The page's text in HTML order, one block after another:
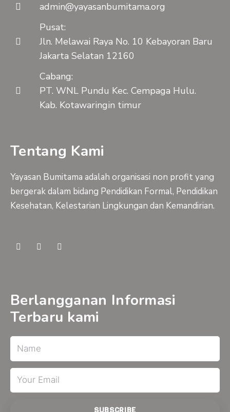
admin@yayasanbumitama.org
Pusat:
Jln. Melawai Raya No. 10 Kebayoran Baru
Jakarta Selatan 12160
Cabang:
PT. WNL Pundu Kec. Cempaga Hulu.
Kab. Kotawaringin timur
Tentang Kami
Yayasan Bumitama adalah organisasi non profit yang
bergerak dalam bidang Pendidikan Formal, Pendidikan
Kesehatan, Kelestarian Lingkungan dan Kemandirian.
F
a
k
-
f
Y
o
I
n
a
m
Berlangganan Informasi
Terbaru kami
Name
Email